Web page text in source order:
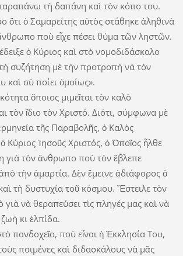
τὴ δαπάνη καὶ τὸν κόπο του.
ὅτι ὁ Σαμαρείτης αὐ­τὸς στάθηκε ἀληθινὰ
ποὺ εἶχε πέσει θύμα τῶν ληστῶν.
ὁ Κύριος καὶ στὸ νομοδιδάσκαλο
συζήτηση μὲ τὴν προτροπὴ νὰ τὸν
καὶ σὺ ποίει ὁμοίως».
ὅποιος μιμεῖ­ται τὸν καλὸ
τὸν ἴδιο τὸν Χριστό. Διότι, σύμφωνα μὲ
τῆς Παραβολῆς, ὁ Καλὸς
ὁ Κύριος Ἰησοῦς Χριστός, ὁ Ὁποῖος ἦλθε
γιὰ τὸν ἄνθρωπο ποὺ τὸν ἔβλεπε
τὴν ἁμαρτία. Δὲν ἔμεινε ἀδιάφορος ὁ
τὴ δυστυχία τοῦ κόσμου. Ἔ­­στειλε τὸν
νὰ θεραπεύσει τὶς πληγές μας καὶ νὰ
κι ἐλπίδα.
πανδοχεῖο, ποὺ εἶ­­­ναι ἡ Ἐκκλησία Του,
ποιμένες καὶ διδασκάλους νὰ μᾶς